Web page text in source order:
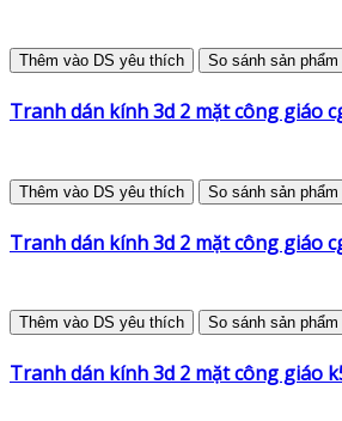
Thêm vào DS yêu thích So sánh sản
Tranh dán kính 3d 2 mặt công giáo
Thêm vào DS yêu thích So sánh sản
Tranh dán kính 3d 2 mặt công giáo
Thêm vào DS yêu thích So sánh sản
Tranh dán kính 3d 2 mặt công giáo